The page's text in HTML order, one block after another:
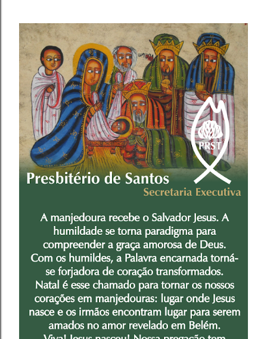
9h30 – Início com o Ato de Verificação de Poderes . No
Ato de Verificação de Poderes , os Presbíteros
representantes das igrejas tomarão assento mediante a
apresentação da Credencial (Carteiro de Presbitero) ,
Livro de Atas do Conselho e o Relatório e Estatística da
igreja representada (CI/IPB, art. 68) . Os Pastores
tomaram assento mediante a verificação de presença,
devendo apresentar à Mesa a Carteira de Ministro e o
Relatório Ministerial Anual ...